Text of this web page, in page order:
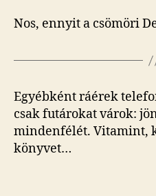
Nos, ennyit a csömöri
Egyébként ráérek
csak futárokat várok:
mindenfélét. Vitamint,
könyvet…